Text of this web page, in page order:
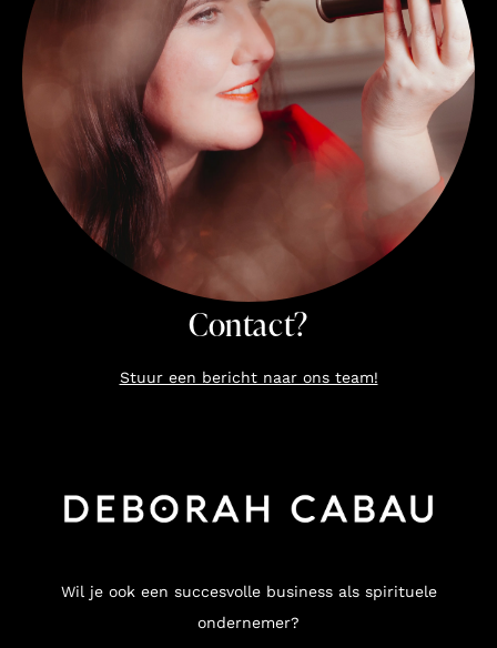
Contact?
Stuur een bericht naar ons team!
Wil je ook een succesvolle business als spirituele
ondernemer?